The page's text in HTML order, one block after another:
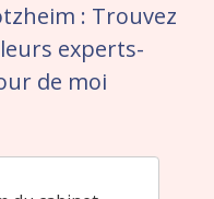
: Trouvez
experts-
de moi